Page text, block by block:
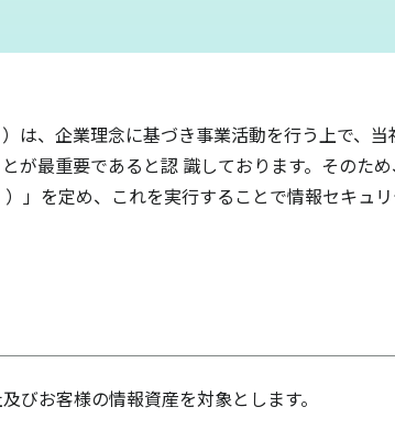
は、企業理念に基づき事業活動を行う上で、
が最重要であると認 識しております。そのた
」を定め、これを実行することで情報セキュ
びお客様の情報資産を対象とします。